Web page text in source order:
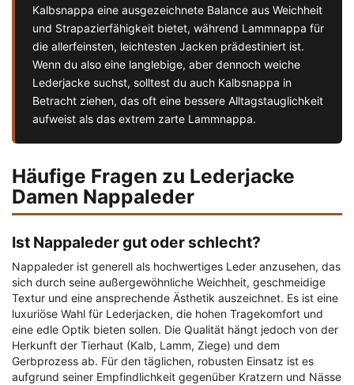
Kalbsnappa eine ausgezeichnete Balance aus Weichheit
und Strapazierfähigkeit bietet, während Lammnappa für
die allerfeinsten, leichtesten Jacken prädestiniert ist.
Wenn du also eine langlebige, aber dennoch weiche
Lederjacke suchst, solltest du auch Kalbsnappa in
Betracht ziehen, das oft eine bessere Alltagstauglichkeit
aufweist als das extrem zarte Lammnappa.
Häufige Fragen zu Lederjacke
Damen Nappaleder
Ist Nappaleder gut oder schlecht?
Nappaleder ist generell als hochwertiges Leder anzusehen, das
sich durch seine außergewöhnliche Weichheit, geschmeidige
Textur und eine ansprechende Ästhetik auszeichnet. Es ist eine
luxuriöse Wahl für Lederjacken, die hohen Tragekomfort und
eine edle Optik bieten sollen. Die Qualität hängt jedoch von der
Herkunft der Tierhaut (Kalb, Lamm, Ziege) und dem
Gerbprozess ab. Für den täglichen, robusten Einsatz ist es
aufgrund seiner Empfindlichkeit gegenüber Kratzern und Nässe